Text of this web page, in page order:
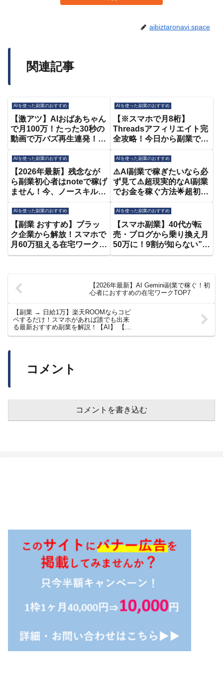
aibiztaronavi.space
関連記事
AIを使った副業のおすすめ
【激アツ】AIおばあちゃん
で月100万！たった30秒の
動画で万バズ再生連発！大
画で稼ぐ方法を徹底解説
【AI副業】【おすすめ 副
業】【在宅ワーク】
【YouTube】
AIを使った副業のおすすめ
【※スマホで月8桁】
Threadsアフィリエイト完
全攻略！今日から副業で最
いなくコレやります！【在
宅ワーク】【スレッズ】
【副業 おすすめ】【AI】
AIを使った副業のおすすめ
【2026年最新】残念なが
ら副業初心者はnoteで稼げ
ません！今、ノースキルで
一択」です【note 収益化 |
在宅ワーク | 主婦 副業】
AIを使った副業のおすすめ
⚠️AI副業で稼ぎたいなら必
ず見て⚠️超現実的なAI副業
でお金を稼ぐ方法🌟超初心
AIを使った副業のおすすめ
【副業 おすすめ】ブラッ
ク企業から解放！スマホで
月60万狙える在宅ワークが
初心者でも出来ると話題な
【フリーランス】
AIを使った副業のおすすめ
【スマホ副業】40代が転
売・ブログから乗り換え月
50万に！9割が知らない”選
んではいけない副業”とは⁉
め 副業】【AI副業】
【2026年最新】AI Gemini副業で稼ぐ！初
心者におすすめの在宅ワークTOP7
【副業 → 日給1万】楽天ROOMならコピ
ペするだけ！スマホがあれば誰でも出来
る最新おすすめ副業を解説！【AI】 【在
宅ワーク】【フリーランス】
コメント
コメントを書き込む